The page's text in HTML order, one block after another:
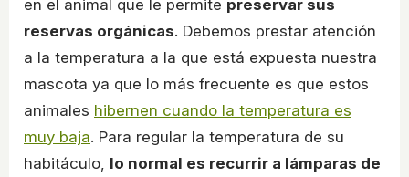
en el animal que le permite preservar sus
reservas orgánicas. Debemos prestar atención
a la temperatura a la que está expuesta nuestra
mascota ya que lo más frecuente es que estos
animales hibernen cuando la temperatura es
muy baja. Para regular la temperatura de su
habitáculo, lo normal es recurrir a lámparas de